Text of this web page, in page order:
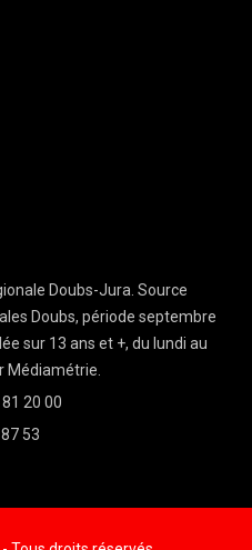
Doubs-Jura. Source
Doubs, période septembre
sur 13 ans et +, du lundi au
Médiamétrie.
20 00
53